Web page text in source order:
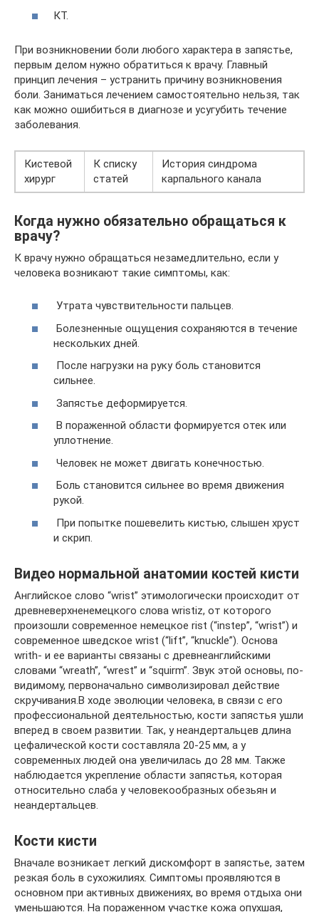
КТ.
При возникновении боли любого характера в запястье,
первым делом нужно обратиться к врачу. Главный
принцип лечения – устранить причину возникновения
боли. Заниматься лечением самостоятельно нельзя, так
как можно ошибиться в диагнозе и усугубить течение
заболевания.
Кистевой
хирург
К списку
статей
История синдрома
карпального канала
Когда нужно обязательно обращаться к
врачу?
К врачу нужно обращаться незамедлительно, если у
человека возникают такие симптомы, как:
Утрата чувствительности пальцев.
Болезненные ощущения сохраняются в течение
нескольких дней.
После нагрузки на руку боль становится
сильнее.
Запястье деформируется.
В пораженной области формируется отек или
уплотнение.
Человек не может двигать конечностью.
Боль становится сильнее во время движения
рукой.
При попытке пошевелить кистью, слышен хруст
и скрип.
Видео нормальной анатомии костей кисти
Английское слово “wrist” этимологически происходит от
древневерхненемецкого слова wristiz, от которого
произошли современное немецкое rist (“instep”, “wrist”) и
современное шведское wrist (“lift”, “knuckle”). Основа
writh- и ее варианты связаны с древнеанглийскими
словами “wreath”, “wrest” и “squirm”. Звук этой основы, по-
видимому, первоначально символизировал действие
скручивания.В ходе эволюции человека, в связи с его
профессиональной деятельностью, кости запястья ушли
вперед в своем развитии. Так, у неандертальцев длина
цефалической кости составляла 20-25 мм, а у
современных людей она увеличилась до 28 мм. Также
наблюдается укрепление области запястья, которая
относительно слаба у человекообразных обезьян и
неандертальцев.
Кости кисти
Вначале возникает легкий дискомфорт в запястье, затем
резкая боль в сухожилиях. Симптомы проявляются в
основном при активных движениях, во время отдыха они
уменьшаются. На пораженном участке кожа опухшая,